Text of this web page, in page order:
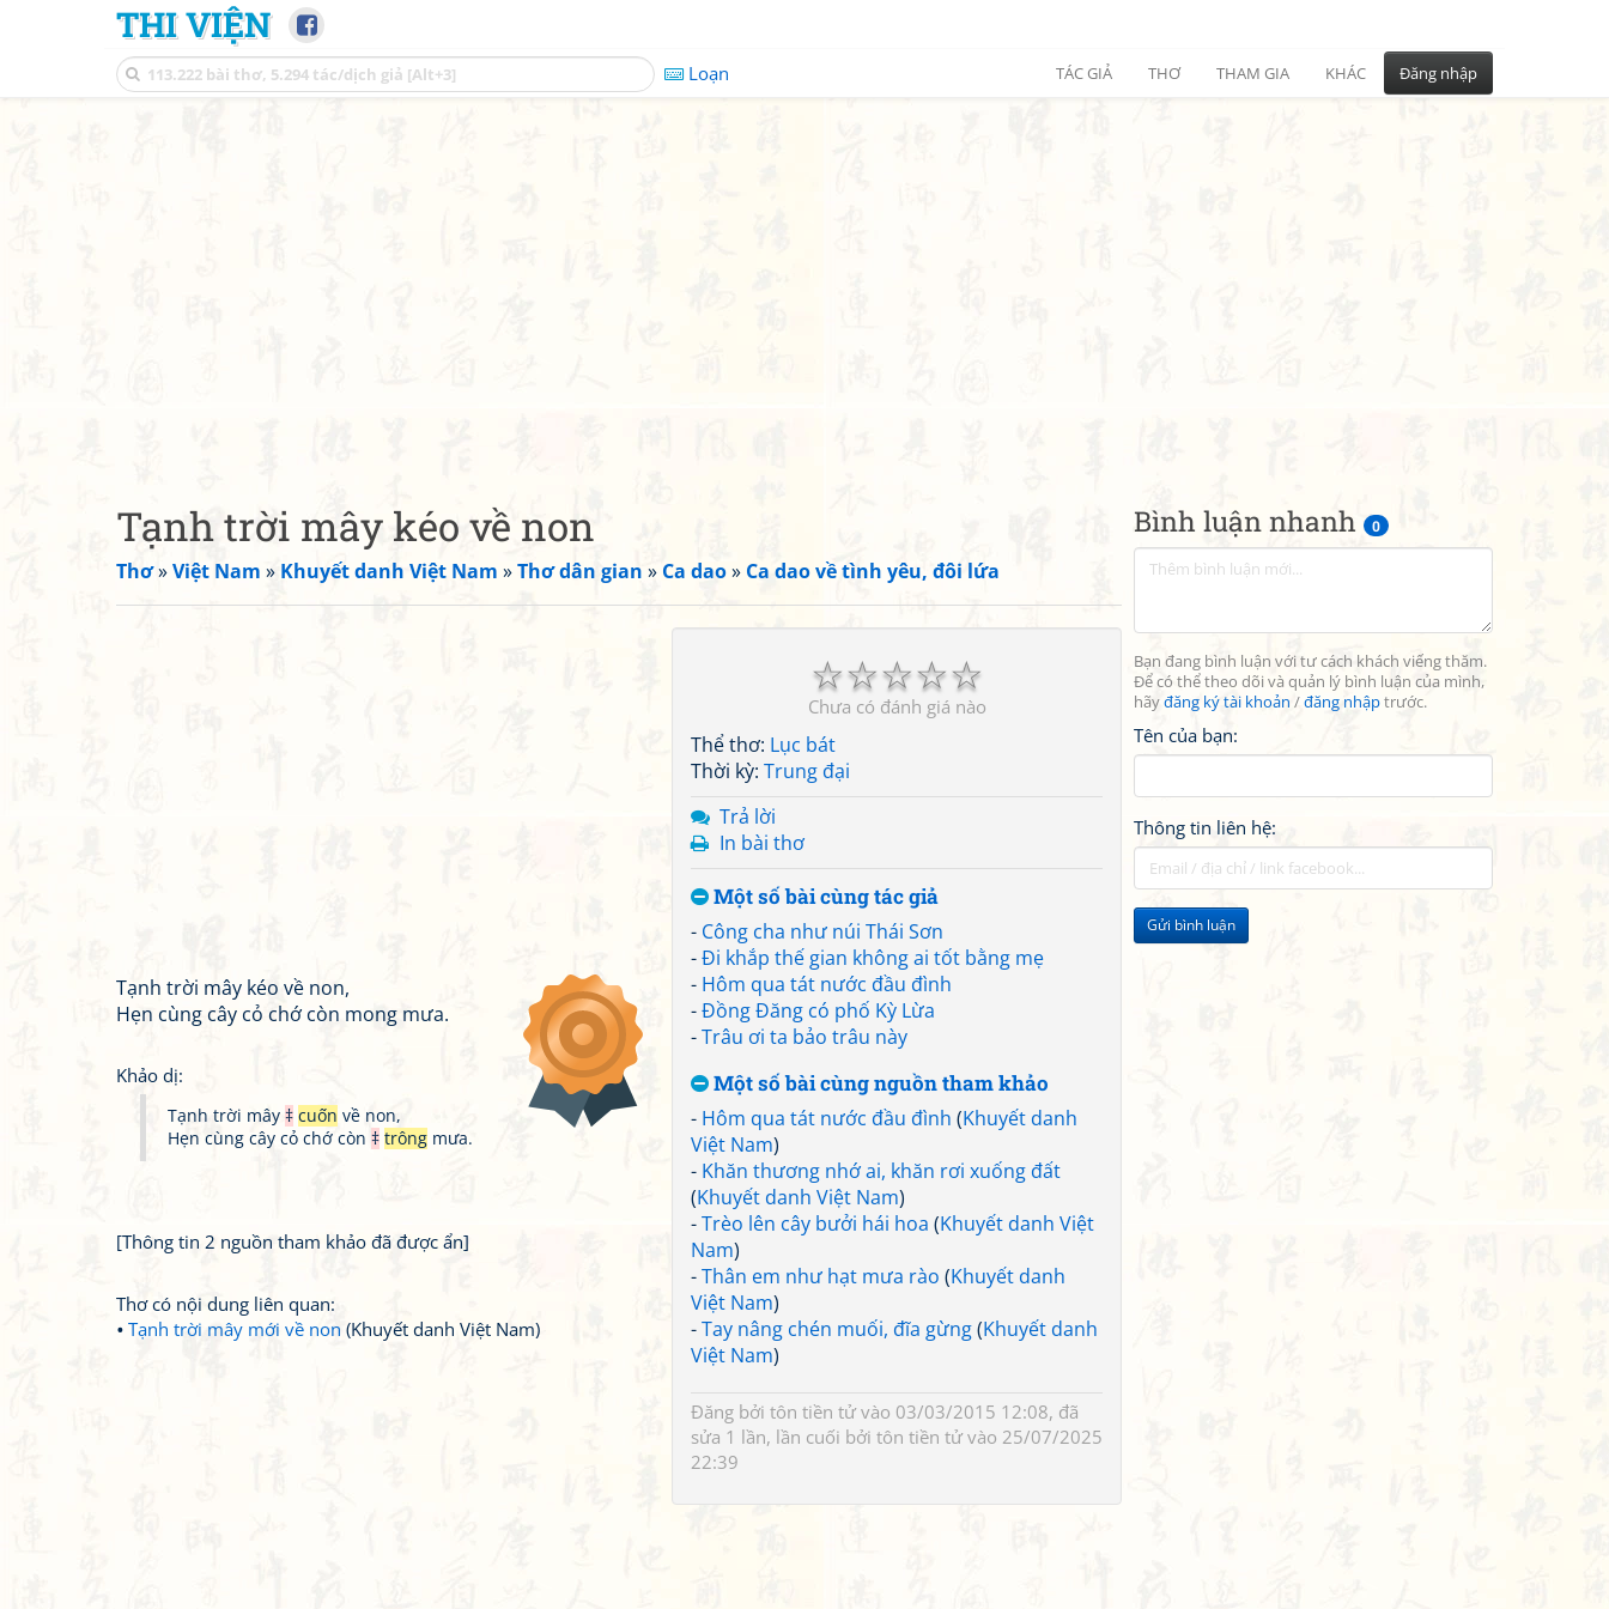
THI VIỆN
Loạn TÁC GIẢ THƠ THAM GIA KHÁC Đăng nhập
Bình luận nhanh 0
Bạn đang bình luận với tư cách khách viếng thăm.
Để có thể theo dõi và quản lý bình luận của mình,
hãyđăng ký tài khoản /đăng nhậptrước.
Tên của bạn:
Thông tin liên hệ:
Gửi bình luận
Tạnh trời mây kéo về non
Thơ»Việt Nam » Khuyết danh Việt Nam »Thơ dân gian » Ca dao» Ca dao về tình yêu, đôi lứa
☆
☆
☆
☆
☆
Chưa có đánh giá nào
Thể thơ: Lục bát
Thời kỳ: Trung đại
Trả lời
In bài thơ
Một số bài cùng tác giả
- Công cha như núi Thái Sơn
-Đi khắp thế gian không ai tốt bằng mẹ
- Hôm qua tát nước đầu đình
-Đồng Đăng có phố Kỳ Lừa
-Trâu ơi ta bảo trâu này
Một số bài cùng nguồn tham khảo
- Hôm qua tát nước đầu đình (Khuyết danh
Việt Nam)
- Khăn thương nhớ ai, khăn rơi xuống đất
(Khuyết danh Việt Nam)
-Trèo lên cây bưởi hái hoa (Khuyết danh Việt
Nam)
-Thân em như hạt mưa rào (Khuyết danh
Việt Nam)
-Tay nâng chén muối, đĩa gừng(Khuyết danh
Việt Nam)
Đăng bởi tôn tiền tửvào 03/03/2015 12:08, đã
sửa 1 lần, lần cuối bởi tôn tiền tửvào 25/07/2025
22:39
Tạnh trời mây kéo về non,
Hẹn cùng cây cỏ chớ còn mong mưa.
Khảo dị:
Tạnh trời mây ‡ cuốn về non,
Hẹn cùng cây cỏ chớ còn ‡ trông mưa.
[Thông tin 2 nguồn tham khảo đã được ẩn]
Thơ có nội dung liên quan:
Tạnh trời mây mới về non (Khuyết danh Việt Nam)